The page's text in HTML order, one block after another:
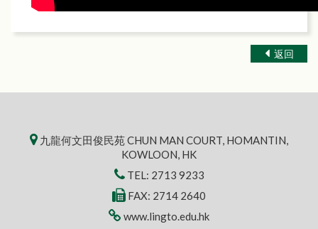
返回
九龍何文田俊民苑 CHUN MAN COURT, HOMANTIN,
KOWLOON, HK
TEL: 2713 9233
FAX: 2714 2640
www.lingto.edu.hk